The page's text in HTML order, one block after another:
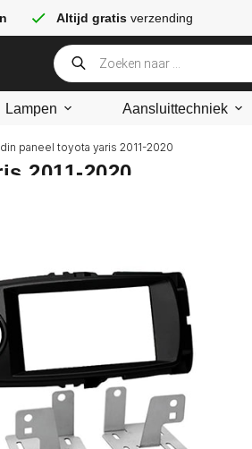
Altijd gratis verzending
Lampen Aansluittechniek
paneel toyota yaris 2011-2020
2011-2020